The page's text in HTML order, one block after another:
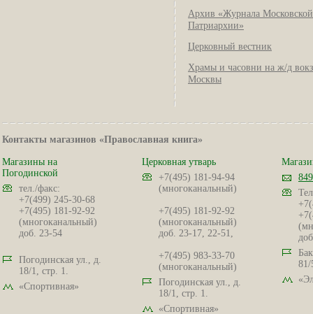
Архив «Журнала Московской
Патриархии»
Церковный вестник
Храмы и часовни на ж/д
Москвы
Контакты магазинов «Православная книга»
Магазины на
Погодинской
тел./факс:
+7(499) 245-30-68
+7(495) 181-92-92
(многоканальный)
доб. 23-54
Погодинская ул., д.
18/1, стр. 1.
«Спортивная»
Церковная утварь
+7(495) 181-94-94
(многоканальный)
+7(495) 181-92-92
(многоканальный)
доб. 23-17, 22-51,
+7(495) 983-33-70
(многоканальный)
Погодинская ул., д.
18/1, стр. 1.
«Спортивная»
81/